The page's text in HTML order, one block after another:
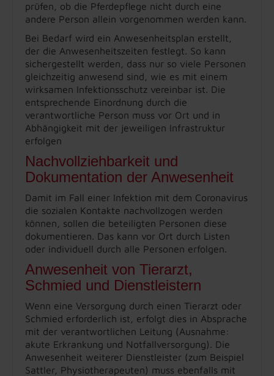
prüfen, ob die Pferdepflege nicht durch eine
andere Person allein vorgenommen werden kann.
Bei Bedarf wird ein Anwesenheitsplan erstellt,
der die Anwesenheitszeiten festlegt. So kann
sichergestellt werden, dass nur so viele Personen
gleichzeitig anwesend sind, wie es mit einem
wirksamen Infektionsschutz vereinbar ist. Die
entsprechende Einordnung durch die
verantwortliche Person muss vor Ort und in
Abhängigkeit mit der jeweiligen Infrastruktur
erfolgen
Nachvollziehbarkeit und
Dokumentation der Anwesenheit
Damit im Fall einer Infektion mit dem Coronavirus
die sozialen Kontakte nachvollzogen werden
können, sollen die beteiligten Personen diese
dokumentieren. Das kann vor Ort durch Listen
oder individuell durch alle Personen erfolgen.
Anwesenheit von Tierarzt,
Schmied und Dienstleistern
Wenn eine Versorgung durch einen Tierarzt oder
Schmied erforderlich ist, erfolgt dies in Absprache
mit der verantwortlichen Leitung (Ausnahme:
akute Erkrankung und Notfallversorgung). Die
Anwesenheit weiterer Dienstleister (zum Beispiel
Sattler, Physiotherapeuten) muss ebenfalls mit